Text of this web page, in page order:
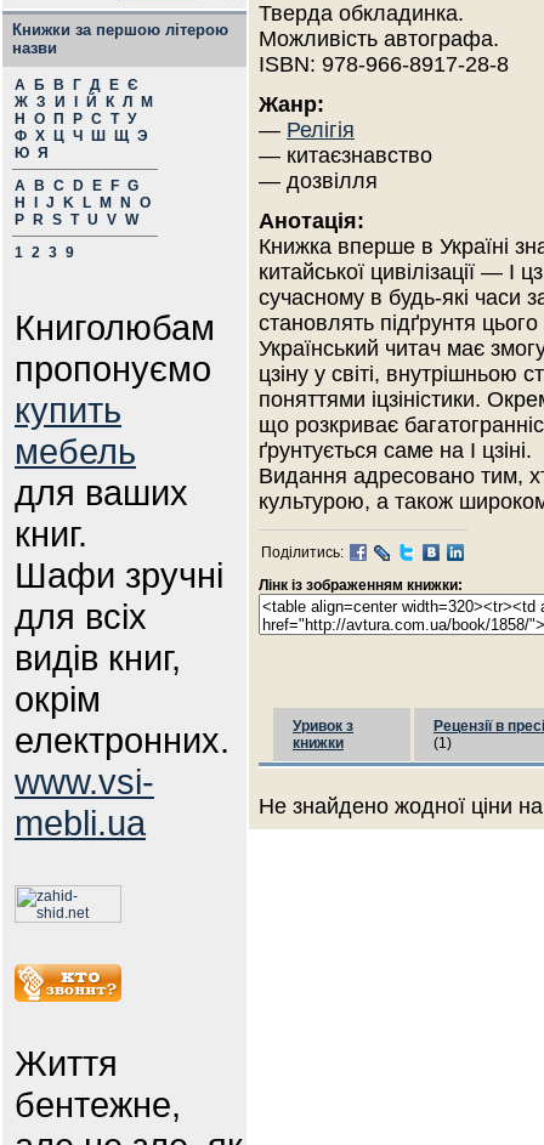
Книжки за першою літерою
назви
А Б В Г Д Е Є
Ж З И Й К Л
М
Н
О П Р С Т У
Ф Х Ц Ч Ш Щ Э
Ю Я
A
B C D E F G
H
J K L M N
O
P
R S T U V W
1 2 3 9
Книголюбам
пропонуємо
купить
мебель
для ваших
книг.
Шафи зручні
для всіх
видів книг,
окрім
електронних.
www.vsi-
mebli.ua
Життя
бентежне,
Тверда обкладинка.
Можливість автографа.
ISBN: 978-966-8917-28-8
Жанр:
— Релігія
— китаєзнавство
— дозвілля
Анотація:
Книжка вперше в Україні
китайської цивілізації — І
сучасному в будь-які часи
становлять підґрунтя
Український читач має
цзіну у світі, внутрішньою
поняттями іцзіністики.
що розкриває
ґрунтується саме на І цзіні.
Видання адресовано тим,
культурою, а також
Поділитись:
Лінк із зображенням книжки:
Уривок з
книжки
Рецензії в пресі
(1)
Не знайдено жодної ціни